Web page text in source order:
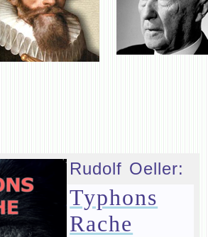
Rudolf Oeller:
Typhons
Rache